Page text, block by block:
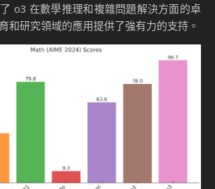
o3 在數學推理和複雜問題解決方面的卓
和研究領域的應用提供了強有力的支持。